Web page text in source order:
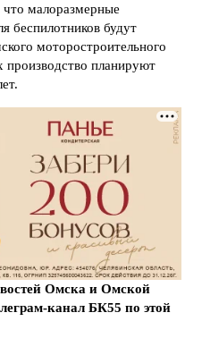
что малоразмерные
беспилотников будут
моторостроительного
планируют
Омска и Омской
канал БК55 по этой